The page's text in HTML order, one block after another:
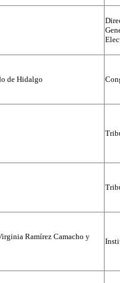
de Hidalgo
Ramírez Camacho y